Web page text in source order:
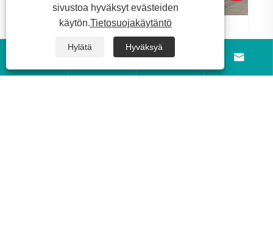
10 sarjaa kolmen akselin takaosan
kaatopaikasta perävaunuja, jotka Luyi
asiakkaille
Katso lisää >>
 
sivustoa hyväksyt evästeiden
käytön.Tietosuojakäytäntö
Hylätä Hyväksyä